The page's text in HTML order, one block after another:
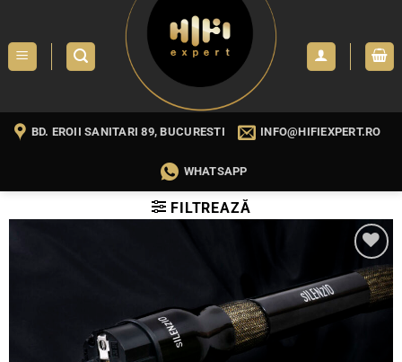
content
BD. EROII SANITARI 89, BUCURESTI INFO@HIFIEXPERT.RO
WHATSAPP
FILTREAZĂ
WISHLIST